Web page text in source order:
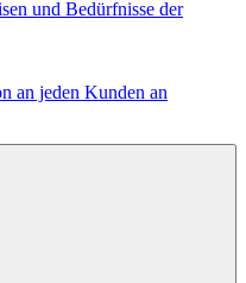
und Bedürfnisse der
an jeden Kunden an